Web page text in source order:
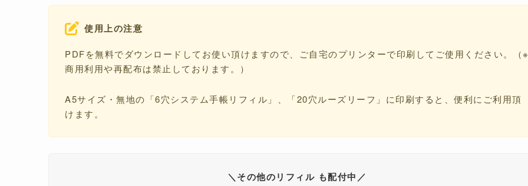
使用上の注意
PDFを無料でダウンロードしてお使い頂けますので、ご自宅のプリンターで印刷してご使用ください。（
商用利用や再配布は禁止しております。）
A5サイズ・無地の「6穴システム手帳リフィル」、「20穴ルーズリーフ」に印刷すると、便利にご利用頂
けます。
＼その他のリフィル も配付中／